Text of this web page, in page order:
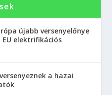
újabb versenyelőnye
elektrifikációs
a hazai